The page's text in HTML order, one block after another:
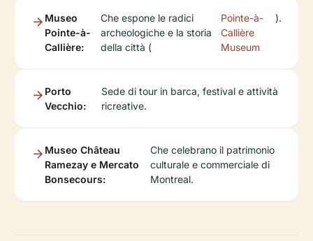
Museo
Pointe-à-
Callière:
Che espone le radici
archeologiche e la storia
della città (
Pointe-à-
Callière
Museum
).
Porto
Vecchio:
Sede di tour in barca, festival e attività
ricreative.
Museo Château
Ramezay e Mercato
Bonsecours:
Che celebrano il patrimonio
culturale e commerciale di
Montreal.